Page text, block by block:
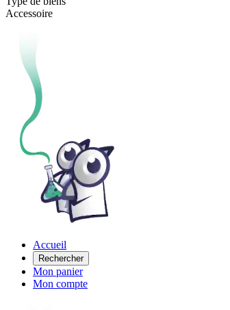
Accessoire
Accueil
Rechercher
Mon panier
Mon compte